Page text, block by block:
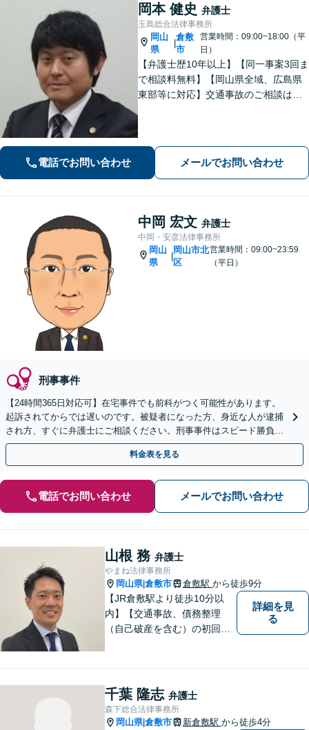
岡本 健史 弁護士
玉島総合法律事務所
岡山
県
|
倉敷
市
営業時間：09:00~18:00（平
日）
【弁護士歴10年以上】【同一事案3回ま
で相談料無料】【岡山県全域、広島県
東部等に対応】交通事故のご相談はお
る方、ご相談ください。
電話でお問い合わせ メールでお問い合わせ
中岡 宏文 弁護士
中岡・安彦法律事務所
岡山
県
岡山市北
区
営業時間：09:00~23:59
（平日）
刑事事件
【24時間365日対応可】在宅事件でも前科がつく可能性があります。
起訴されてからでは遅いのです。被疑者になった方、身近な人が逮捕
され方、すぐに弁護士にご相談ください。刑事事件はスピード勝負、
初回の接見は即時駆けつけます。
料金表を見る
電話でお問い合わせ メールでお問い合わせ
山根 務 弁護士
やまね法律事務所
岡山県|倉敷市 倉敷駅 から徒歩9分
【JR倉敷駅より徒歩10分以
内】【交通事故、債務整理
（自己破産を含む）の初回相
詳細を見
る
千葉 隆志 弁護士
森下総合法律事務所
岡山県|倉敷市 新倉敷駅 から徒歩4分